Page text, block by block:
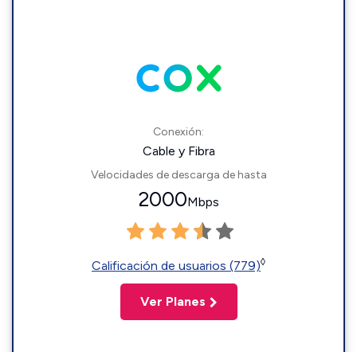
Conexión:
Cable y Fibra
Velocidades de descarga de hasta
2000Mbps
Calificación de usuarios (779)◊
Ver Planes